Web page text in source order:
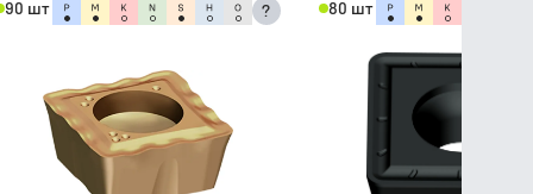
90 шт ? 80 шт